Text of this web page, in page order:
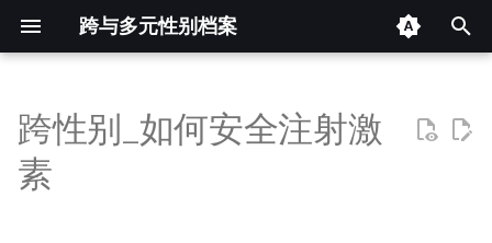
跨与多元性别档案
入
以
开
摘要
跨性别_如何安全注射激
素